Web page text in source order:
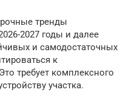
тренды
2027 годы и далее
и самодостаточных
к
требует комплексного
участка.